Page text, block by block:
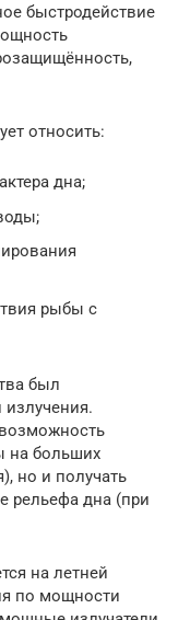
быстродействие
относить:
дна;
рыбы с
был
излучения.
на больших
но и получать
рельефа дна (при
на летней
по мощности